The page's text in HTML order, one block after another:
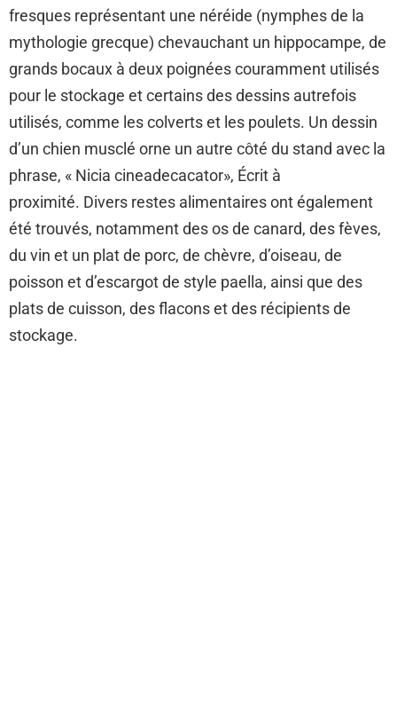
fresques représentant une néréide (nymphes de la
mythologie grecque) chevauchant un hippocampe, de
grands bocaux à deux poignées couramment utilisés
pour le stockage et certains des dessins autrefois
utilisés, comme les colverts et les poulets. Un dessin
d’un chien musclé orne un autre côté du stand avec la
phrase, « Nicia cineadecacator», Écrit à
proximité. Divers restes alimentaires ont également
été trouvés, notamment des os de canard, des fèves,
du vin et un plat de porc, de chèvre, d’oiseau, de
poisson et d’escargot de style paella, ainsi que des
plats de cuisson, des flacons et des récipients de
stockage.